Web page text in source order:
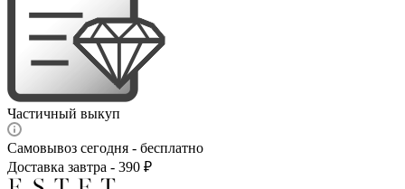
Частичный выкуп
Самовывоз сегодня - бесплатно
Доставка завтра - 390 ₽